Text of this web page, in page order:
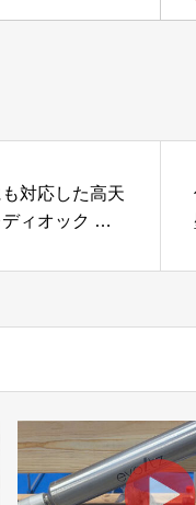
対応した高天
ィオック ハ
会社